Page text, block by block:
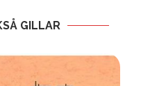
GILLAR